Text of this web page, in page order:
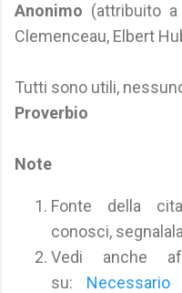
Anonimo (attribuito a
Clemenceau, Elbert
Tutti sono utili,
Proverbio
Note
Fonte della
conosci,
Vedi anche
su: Necessario